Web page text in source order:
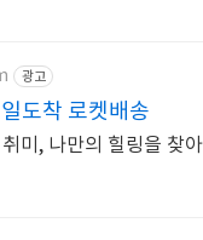
광고
도착 로켓배송
미, 나만의 힐링을 찾